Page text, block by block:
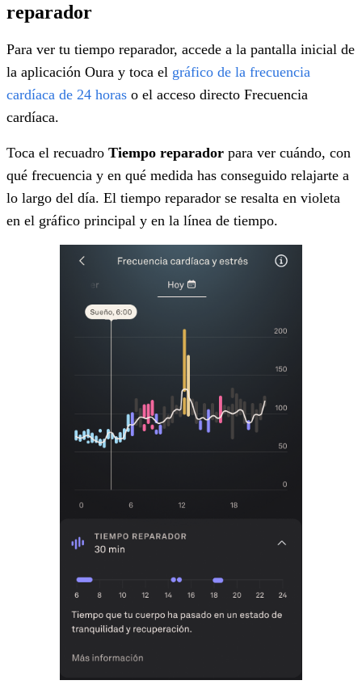
reparador
Para ver tu tiempo reparador, accede a la pantalla inicial de
la aplicación Oura y toca el gráfico de la frecuencia
cardíaca de 24 horas o el acceso directo Frecuencia
cardíaca.
Toca el recuadro Tiempo reparador para ver cuándo, con
qué frecuencia y en qué medida has conseguido relajarte a
lo largo del día. El tiempo reparador se resalta en violeta
en el gráfico principal y en la línea de tiempo.